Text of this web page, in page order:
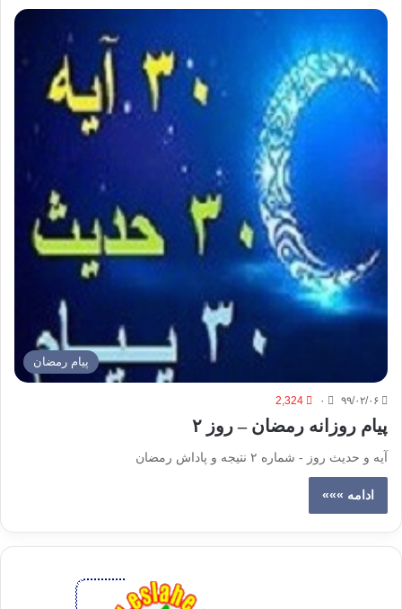
پیام رمضان
۹۹/۰۲/۰۶ ۰ 2,324
پیام روزانه رمضان – روز ۲
آیه و حدیث روز - شماره ۲ نتیجه و پاداش رمضان
ادامه »»»